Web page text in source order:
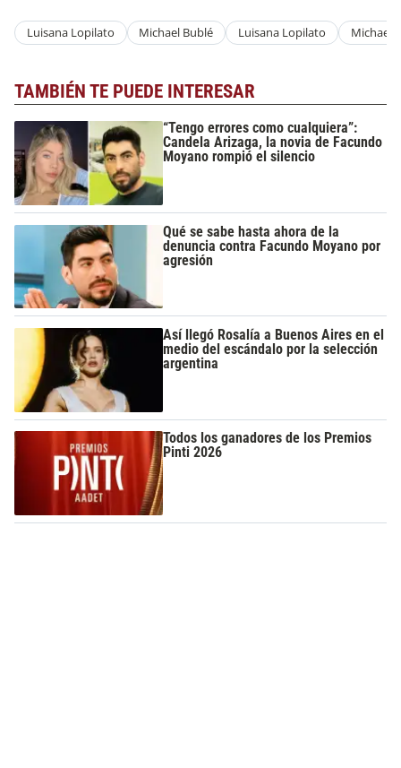
Luisana Lopilato Michael Bublé Luisana Lopilato Michael
TAMBIÉN TE PUEDE INTERESAR
“Tengo errores como cualquiera”:
Candela Arizaga, la novia de Facundo
Moyano rompió el silencio
Qué se sabe hasta ahora de la
denuncia contra Facundo Moyano por
agresión
Así llegó Rosalía a Buenos Aires en el
medio del escándalo por la selección
argentina
Todos los ganadores de los Premios
Pinti 2026